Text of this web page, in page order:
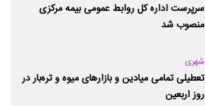
سرپرست اداره کل روابط عمومی بیمه مرکزی
منصوب شد
شهری
تعطیلی تمامی میادین و بازارهای میوه و تره‌بار در
روز اربعین